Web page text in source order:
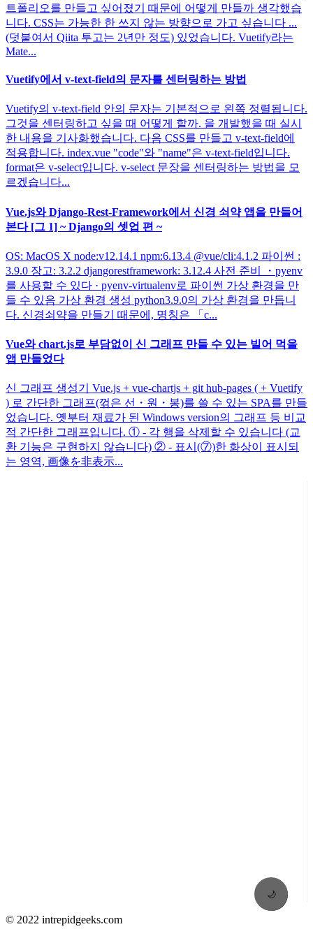
🌙
트폴리오를 만들고 싶어졌기 때문에 어떻게 만들까 생각했습
니다. CSS는 가능한 한 쓰지 않는 방향으로 가고 싶습니다 ...
(덧붙여서 Qiita 투고는 2년만 정도) 있었습니다. Vuetify라는
Mate...
Vuetify에서 v-text-field의 문자를 센터링하는 방법
Vuetify의 v-text-field 안의 문자는 기본적으로 왼쪽 정렬됩니다.
그것을 센터링하고 싶을 때 어떻게 할까. 을 개발했을 때 실시
한 내용을 기사화했습니다. 다음 CSS를 만들고 v-text-field에
적용합니다. index.vue "code"와 "name"은 v-text-field입니다.
format은 v-select입니다. v-select 문장을 센터링하는 방법을 모
르겠습니다...
Vue.js와 Django-Rest-Framework에서 신경 쇠약 앱을 만들어
본다 [그 1] ~ Django의 셋업 편 ~
OS: MacOS X node:v12.14.1 npm:6.13.4 @vue/cli:4.1.2 파이썬 :
3.9.0 장고: 3.2.2 djangorestframework: 3.12.4 사전 준비 ・pyenv
를 사용할 수 있다 · pyenv-virtualenv로 파이썬 가상 환경을 만
들 수 있음 가상 환경 생성 python3.9.0의 가상 환경을 만듭니
다. 신경쇠약을 만들기 때문에, 명칭은 「c...
Vue와 chart.js로 부담없이 신 그래프 만들 수 있는 빌어 먹을
앱 만들었다
신 그래프 생성기 Vue.js + vue-chartjs + git hub-pages ( + Vuetify
) 로 간단한 그래프(꺾은 선・원・봉)를 쓸 수 있는 SPA를 만들
었습니다. 옛부터 재료가 된 Windows version의 그래프 등 비교
적 간단한 그래프입니다. ① - 각 행을 삭제할 수 있습니다 (교
환 기능은 구현하지 않습니다) ② - 표시(⑦)한 화상이 표시되
는 영역, 画像を非表示...
© 2022 intrepidgeeks.com